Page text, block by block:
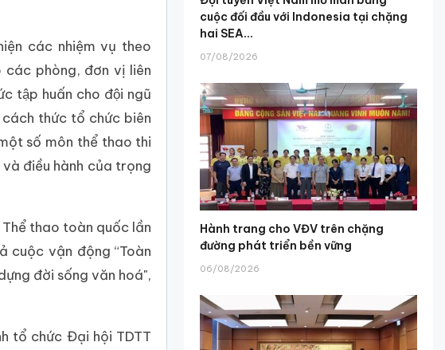
các nhiệm vụ theo
các phòng, đơn vị liên
tập huấn cho đội ngũ
thức tổ chức biên
số môn thể thao thi
điều hành của trọng
thao toàn quốc lần
cuộc vận động “Toàn
đời sống văn hoá",
tổ chức Đại hội TDTT
cuộc đối đầu với Indonesia tại chặng
hai SEA...
07/08/2026
Hành trang cho VĐV trên chặng
đường phát triển bền vững
06/08/2026